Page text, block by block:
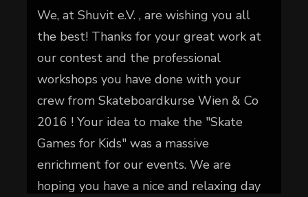
We, at Shuvit e.V. , are wishing you all
the best! Thanks for your great work at
our contest and the professional
workshops you have done with your
crew from Skateboardkurse Wien & Co
2016 ! Your idea to make the "Skate
Games for Kids" was a massive
enrichment for our events. We are
hoping you have a nice and relaxing day